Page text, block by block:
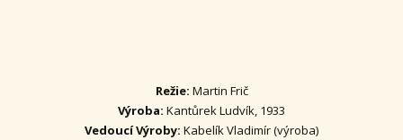
Režie: Martin Frič
Výroba: Kantůrek Ludvík, 1933
Vedoucí Výroby: Kabelík Vladimír (výroba)